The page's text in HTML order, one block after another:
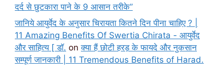
दर्द से छुटकारा पाने के 9 आसान तरीके”
जानिये आयुर्वेद के अनुसार चिरायता कितने दिन पीना चाहिए ? |
11 Amazing Benefits Of Swertia Chirata - आयुर्वेद
और साहित्य [ डॉ. onक्या हैं छोटी हरड़ के फायदे और नुकसान
सम्पूर्ण जानकारी | 11 Tremendous Benefits of Harad.